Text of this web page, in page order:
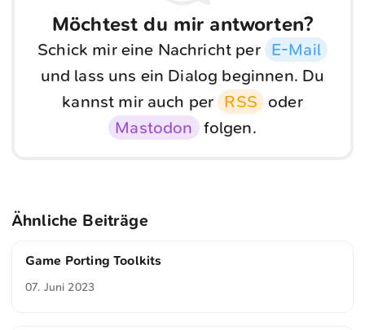
Möchtest du mir antworten?
Schick mir eine Nachricht per E-Mail
und lass uns ein Dialog beginnen. Du
kannst mir auch per RSS oder
Mastodon folgen.
Ähnliche Beiträge
Game Porting Toolkits
07. Juni 2023